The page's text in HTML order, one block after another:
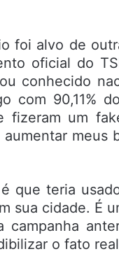
foi alvo de
oficial do
conhecido
com 90,11%
fizeram um
meus
que teria
sua cidade. É
o fato